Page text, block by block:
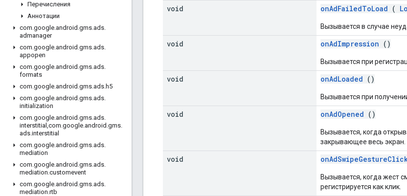
Перечисления
Аннотации
com.google.android .gms.ads.
admanager
com.google.android .gms.ads.
appopen
com.google.android .gms.ads.
formats
com.google.android .gms.ads.h5
com.google.android .gms.ads.
initialization
com.google.android .gms.ads.
interstitial ,com.google.android .gms.
ads.interstitial
com.google.android .gms.ads.
mediation
com.google.android .gms.ads.
mediation.customevent
com.google.android .gms.ads.
mediation.rtb
void onAdFailedToLoad (
Вызывается в случае
void onAdImpression ()
Вызывается при
void onAdLoaded ()
Вызывается при
void onAdOpened ()
Вызывается, когда
закрывающее весь экран.
void
Вызывается, когда жест
регистрируется как клик.